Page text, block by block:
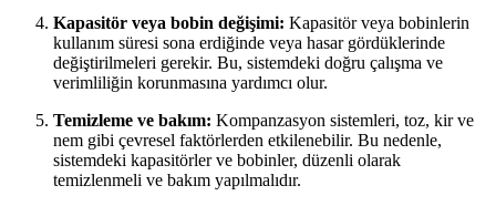
Kapasitör veya bobin değişimi: Kapasitör veya bobinlerin
kullanım süresi sona erdiğinde veya hasar gördüklerinde
değiştirilmeleri gerekir. Bu, sistemdeki doğru çalışma ve
verimliliğin korunmasına yardımcı olur.
Temizleme ve bakım: Kompanzasyon sistemleri, toz, kir ve
nem gibi çevresel faktörlerden etkilenebilir. Bu nedenle,
sistemdeki kapasitörler ve bobinler, düzenli olarak
temizlenmeli ve bakım yapılmalıdır.